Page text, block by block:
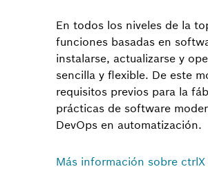
En todos los niveles de la
funciones basadas en
instalarse, actualizarse y
sencilla y flexible. De este
requisitos previos para la
prácticas de software
DevOps en automatización.
Más información sobre ctrlX